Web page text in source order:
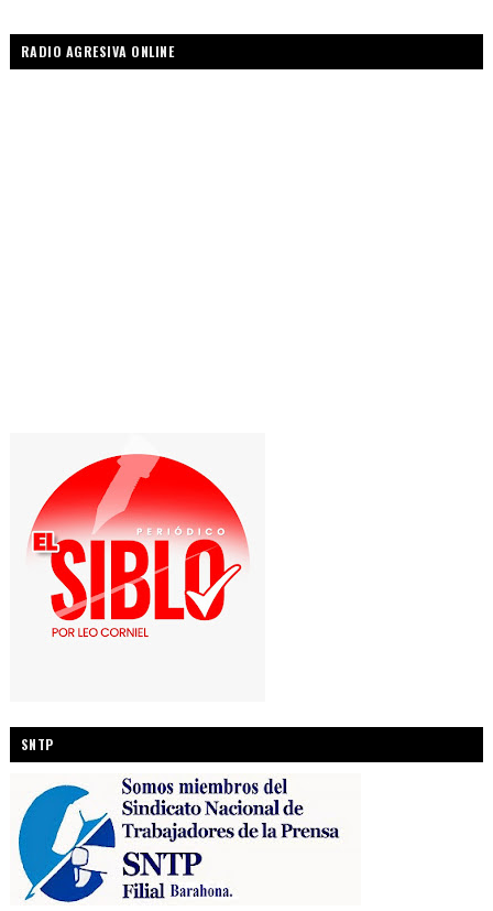
RADIO AGRESIVA ONLINE
SNTP